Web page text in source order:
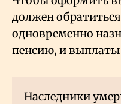
должен
одновременно
пенсию, и
Наследники